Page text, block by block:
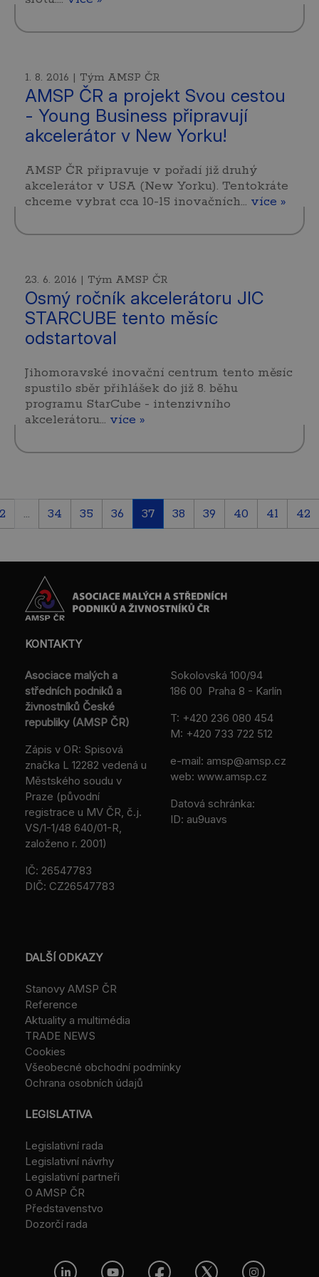
1. 8. 2016 | Tým AMSP ČR
AMSP ČR a projekt Svou cestou
- Young Business připravují
akcelerátor v New Yorku!
AMSP ČR připravuje v pořadí již druhý
akcelerátor v USA (New Yorku). Tentokráte
chceme vybrat cca 10-15 inovačních… více »
23. 6. 2016 | Tým AMSP ČR
Osmý ročník akcelerátoru JIC
STARCUBE tento měsíc
odstartoval
Jihomoravské inovační centrum tento měsíc
spustilo sběr přihlášek do již 8. běhu
programu StarCube - intenzivního
akcelerátoru… více »
... 34 35 36 37 38 39 40 41 42
KONTAKTY
Asociace malých a
středních podniků a
živnostníků České
republiky (AMSP ČR)
Zápis v OR: Spisová
značka L 12282 vedená u
Městského soudu v
Praze (původní
registrace u MV ČR, č.j.
VS/1-1/48 640/01-R,
založeno r. 2001)
IČ: 26547783
DIČ: CZ26547783
Sokolovská 100/94
186 00 Praha 8 - Karlín
T: +420 236 080 454
M: +420 733 722 512
e-mail: amsp@amsp.cz
web: www.amsp.cz
Datová schránka:
ID: au9uavs
DALŠÍ ODKAZY
Stanovy AMSP ČR
Reference
Aktuality a multimédia
TRADE NEWS
Cookies
Všeobecné obchodní podmínky
Ochrana osobních údajů
LEGISLATIVA
Legislativní rada
Legislativní návrhy
Legislativní partneři
O AMSP ČR
Představenstvo
Dozorčí rada